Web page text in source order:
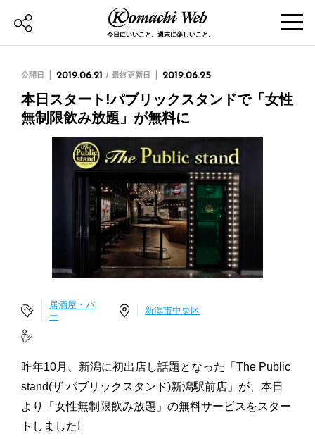
今日にいいこと。週末に楽しいこと。
公開日 2019.06.21 最終更新日 2019.06.25
本日スタート!パブリックスタンドで「女性
無制限飲み放題」が無料に
居酒屋・バ
ー
新潟市中央区
昨年10月、新潟に初出店し話題となった「The Public
stand(ザ パブリックスタンド)新潟駅前店」が、本日
より「女性無制限飲み放題」の無料サービスをスター
トしました!